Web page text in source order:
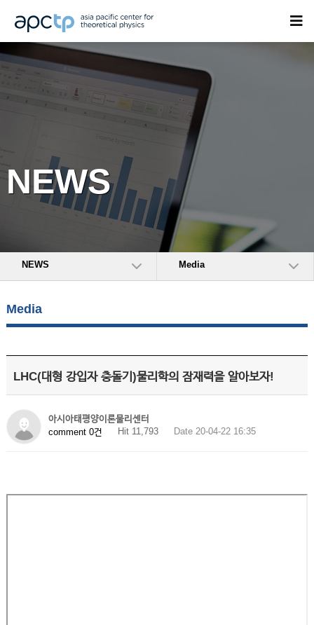
NEWS
NEWS Media
Media
LHC(대형 강입자 충돌기)물리학의 잠재력을 알아보자!
아시아태평양이론물리센터
comment 0건
Hit 11,793 Date 20-04-22 16:35